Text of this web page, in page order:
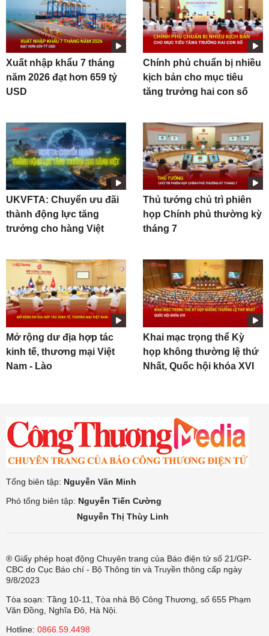
Xuất nhập khẩu 7 tháng
năm 2026 đạt hơn 659 tỷ
USD
Chính phủ chuẩn bị nhiều
kịch bản cho mục tiêu
tăng trưởng hai con số
UKVFTA: Chuyển ưu đãi
thành động lực tăng
trưởng cho hàng Việt
Thủ tướng chủ trì phiên
họp Chính phủ thường kỳ
tháng 7
Mở rộng dư địa hợp tác
kinh tế, thương mại Việt
Nam - Lào
Khai mạc trọng thể Kỳ
họp không thường lệ thứ
Nhất, Quốc hội khóa XVI
Tổng biên tập: Nguyễn Văn Minh
Phó tổng biên tập: Nguyễn Tiến Cường
Nguyễn Thị Thùy Linh
® Giấy phép hoạt động Chuyên trang của Báo điện tử số 21/GP-
CBC do Cục Báo chí - Bộ Thông tin và Truyền thông cấp ngày
9/8/2023
Tòa soạn: Tầng 10-11, Tòa nhà Bộ Công Thương, số 655 Phạm
Văn Đồng, Nghĩa Đô, Hà Nội.
Hotline: 0866.59.4498